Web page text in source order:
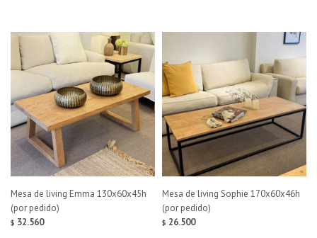
Mesa de living Emma 130x60x45h
(por pedido)
$ 32.560
Mesa de living Sophie 170x60x46h
(por pedido)
$ 26.500